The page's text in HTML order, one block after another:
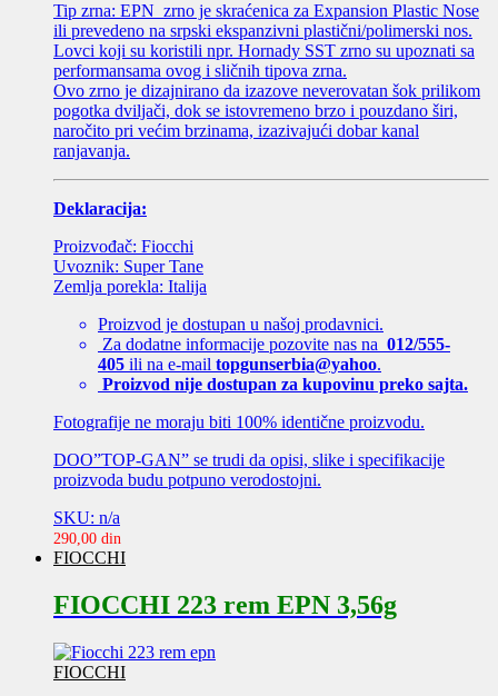
Tip zrna: EPN zrno je skraćenica za Expansion Plastic Nose
ili prevedeno na srpski ekspanzivni plastični/polimerski nos.
Lovci koji su koristili npr. Hornady SST zrno su upoznati sa
performansama ovog i sličnih tipova zrna.
Ovo zrno je dizajnirano da izazove neverovatan šok prilikom
pogotka dviljači, dok se istovremeno brzo i pouzdano širi,
naročito pri većim brzinama, izazivajući dobar kanal
ranjavanja.
Deklaracija:
Proizvođač: Fiocchi
Uvoznik: Super Tane
Zemlja porekla: Italija
Proizvod je dostupan u našoj prodavnici.
Za dodatne informacije pozovite nas na 012/555-
405 ili na e-mail topgunserbia@yahoo.
Proizvod nije dostupan za kupovinu preko sajta.
Fotografije ne moraju biti 100% identične proizvodu.
DOO”TOP-GAN” se trudi da opisi, slike i specifikacije
proizvoda budu potpuno verodostojni.
SKU: n/a
290,00 din
FIOCCHI
FIOCCHI 223 rem EPN 3,56g
FIOCCHI